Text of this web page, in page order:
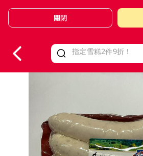
Valid Until 30 June 2026
關閉